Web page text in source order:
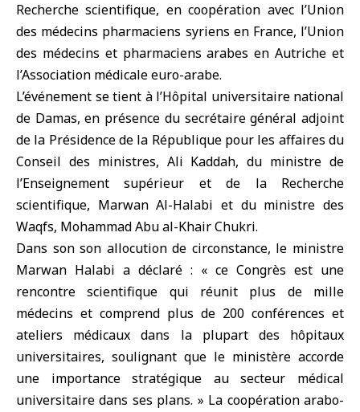
Recherche scientifique, en coopération avec l’Union
des médecins pharmaciens syriens en France, l’Union
des médecins et pharmaciens arabes en Autriche et
l’Association médicale euro-arabe.
L’événement se tient à l’Hôpital universitaire national
de Damas, en présence du secrétaire général adjoint
de la Présidence de la République pour les affaires du
Conseil des ministres, Ali Kaddah, du ministre de
l’Enseignement supérieur et de la Recherche
scientifique, Marwan Al-Halabi et du ministre des
Waqfs, Mohammad Abu al-Khair Chukri.
Dans son son allocution de circonstance, le ministre
Marwan Halabi a déclaré : « ce Congrès est une
rencontre scientifique qui réunit plus de mille
médecins et comprend plus de 200 conférences et
ateliers médicaux dans la plupart des hôpitaux
universitaires, soulignant que le ministère accorde
une importance stratégique au secteur médical
universitaire dans ses plans. » La coopération arabo-